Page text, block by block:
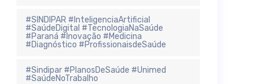
#SINDIPAR #InteligenciaArtificial
#SaúdeDigital #TecnologiaNaSaúde
#Paraná #Inovação #Medicina
#Diagnóstico #ProfissionaisdeSaúde
#Sindipar #PlanosDeSaúde #Unimed
#SaúdeNoTrabalho